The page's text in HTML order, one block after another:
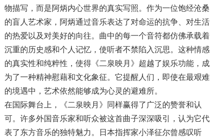
物描写，而是阿炳内心世界的真实写照。作为一位饱经沧桑
的盲人艺术家，阿炳通过音乐表达了对命运的抗争、对生活
的热爱以及对美好的向往。曲中的每一个音符都仿佛承载着
沉重的历史感和个人记忆，使听者不禁陷入沉思。这种情感
的真实性和纯粹性，使得《二泉映月》超越了娱乐功能，成
为了一种精神慰藉和文化象征。它提醒人们，即使在最艰难
的境遇中，艺术依然能够成为心灵的避难所。
在国际舞台上，《二泉映月》同样赢得了广泛的赞誉和认
可。许多外国音乐家和听众被这首曲子深深吸引，认为它代
表了东方音乐的独特魅力。日本指挥家小泽征尔曾感叹听